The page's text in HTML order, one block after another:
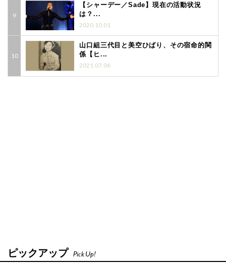
【シャーデー／Sade】現在の活動状況
は？...
2020.10.01
山口組三代目と美空ひばり、その宿命的関
係【ヒ...
2021.07.06
ピックアップ Pick Up!